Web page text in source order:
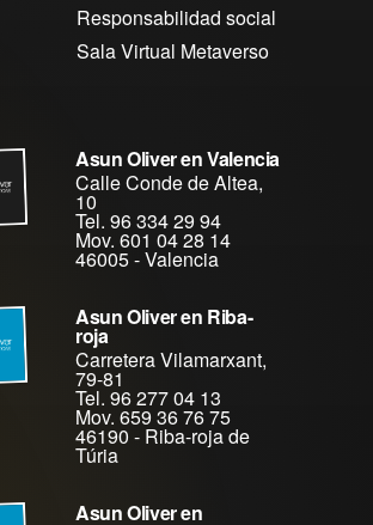
Responsabilidad social
Sala Virtual Metaverso
Asun Oliver en Valencia
Calle Conde de Altea,
10
Tel. 96 334 29 94
Mov. 601 04 28 14
46005-Valencia
Asun Oliver en Riba-
roja
Carretera Vilamarxant,
79-81
Tel. 96 277 04 13
Mov. 659 36 76 75
46190 - Riba-roja de
Túria
Asun Oliver en